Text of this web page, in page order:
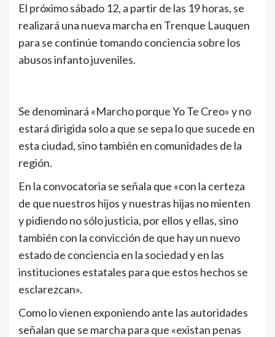
El próximo sábado 12, a partir de las 19 horas, se
realizará una nueva marcha en Trenque Lauquen
para se continúe tomando conciencia sobre los
abusos infanto juveniles.
Se denominará «Marcho porque Yo Te Creo» y no
estará dirigida solo a que se sepa lo que sucede en
esta ciudad, sino también en comunidades de la
región.
En la convocatoria se señala que «con la certeza
de que nuestros hijos y nuestras hijas no mienten
y pidiendo no sólo justicia, por ellos y ellas, sino
también con la convicción de que hay un nuevo
estado de conciencia en la sociedad y en las
instituciones estatales para que estos hechos se
esclarezcan».
Como lo vienen exponiendo ante las autoridades
señalan que se marcha para que «existan penas